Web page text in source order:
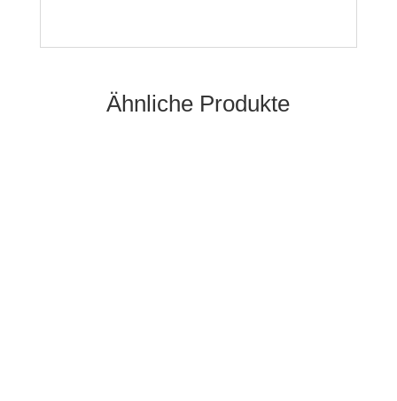
Ähnliche Produkte